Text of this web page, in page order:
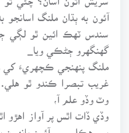
آئون به ٻڌان ملنگ اسانجو
سندس ٽهڪ ائين ٿو لڳي
گهنگهرو ڄڻڪي ويا_
ملنگ پنهنجي ڪچهريءَ کي
غريب تبصرا ڪندو ٿو هلي.
وٽ وڏو علم آ،
وڏي ڏات اٿس پر آواز اهڙو
پيو هڪلي..... آئون ٻانهون